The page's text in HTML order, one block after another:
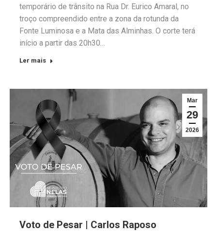
temporário de trânsito na Rua Dr. Eurico Amaral, no
troço compreendido entre a zona da rotunda da
Fonte Luminosa e a Mata das Alminhas. O corte terá
início a partir das 20h30…
Ler mais
Mar
29
2026
Voto de Pesar | Carlos Raposo